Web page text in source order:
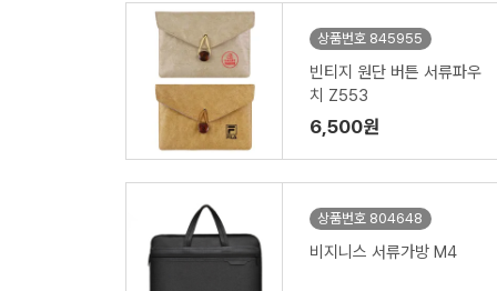
상품번호 845955
빈티지 원단 버튼 서류파우
치 Z553
6,500원
상품번호 804648
비지니스 서류가방 M4